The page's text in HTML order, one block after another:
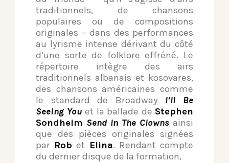
traditionnels, de chansons
populaires ou de compositions
originales – dans des performances
au lyrisme intense dérivant du côté
d’une sorte de folklore effréné. Le
répertoire intègre des airs
traditionnels albanais et kosovares,
des chansons américaines comme
le standard de Broadway I’ll Be
Seeing You et la ballade de Stephen
Sondheim Send In The Clowns ainsi
que des pièces originales signées
par Rob et Elina. Rendant compte
du dernier disque de la formation,